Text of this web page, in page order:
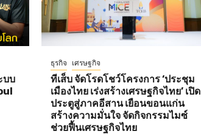
บบ
ธุรกิจ เศรษฐกิจ
ทีเส็บ จัดโรดโชว์โครงการ ‘ประชุม
เมืองไทย เร่งสร้างเศรษฐกิจไทย’ เปิด
ประตูสู่ภาคอีสาน เยือนขอนแก่น
สร้างความมั่นใจ จัดกิจกรรมไมซ์
ช่วยฟื้นเศรษฐกิจไทย